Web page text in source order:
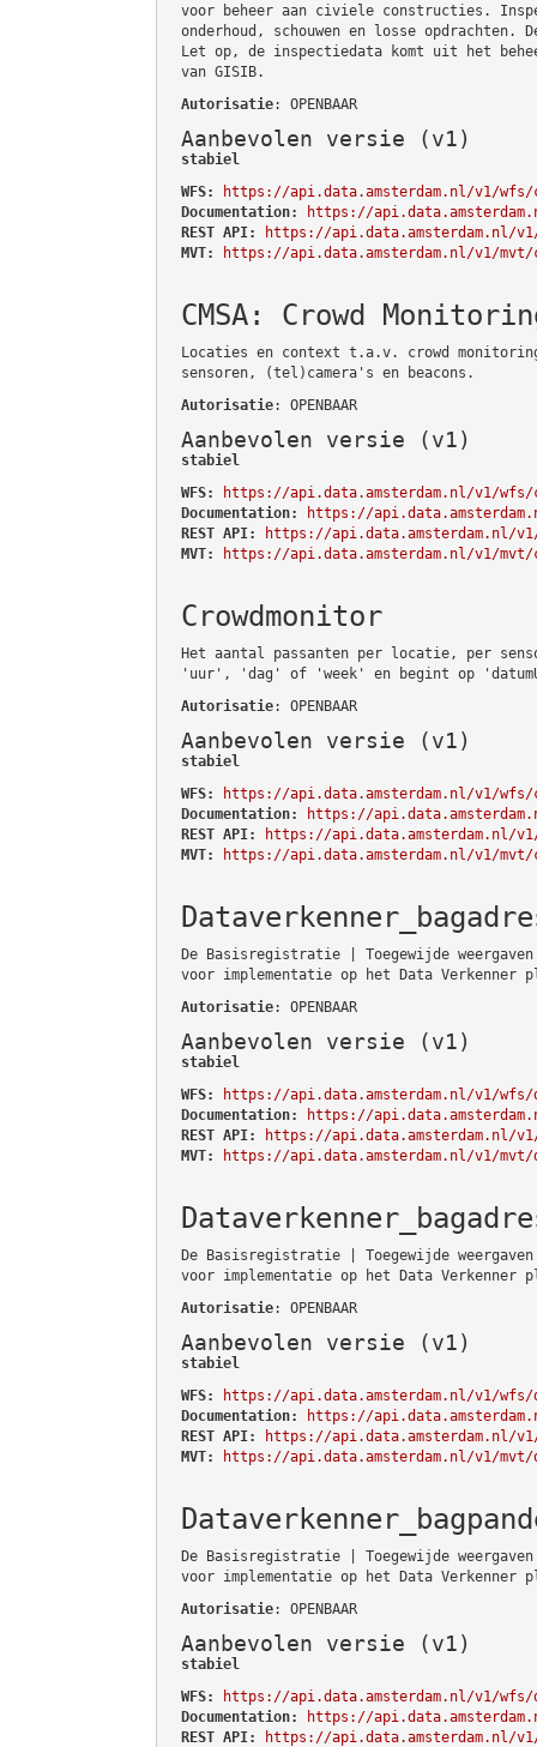
voor beheer aan civiele constructies.
onderhoud, schouwen en losse opdrachten.
Let op, de inspectiedata komt uit het
van GISIB.
Autorisatie: OPENBAAR
Aanbevolen versie (v1)
stabiel
WFS:
https://api.data.amsterdam.nl/v1/
Documentation:
https://
REST API:
https://api.data.amsterdam.nl/
MVT:
https://api.data.amsterdam.nl/v1/
CMSA: Crowd
Locaties en context t.a.v. crowd
sensoren, (tel)camera's en beacons.
Autorisatie: OPENBAAR
Aanbevolen versie (v1)
stabiel
WFS:
https://api.data.amsterdam.nl/v1/wfs/
Documentation:
https://
REST API:
https://api.data.amsterdam.nl/v1/
MVT:
https://api.data.amsterdam.nl/v1/mvt/
Crowdmonitor
Het aantal passanten per locatie, per
'uur', 'dag' of 'week' en begint op
Autorisatie: OPENBAAR
Aanbevolen versie (v1)
stabiel
WFS:
https://api.data.amsterdam.nl/v1/wfs/
Documentation:
https://
REST API:
https://api.data.amsterdam.nl/
MVT:
https://api.data.amsterdam.nl/v1/mvt/
De Basisregistratie | Toegewijde
voor implementatie op het Data Verkenner
Autorisatie: OPENBAAR
Aanbevolen versie (v1)
stabiel
WFS:
https://api.data.amsterdam.nl/v1/wfs/
Documentation:
https://
REST API:
https://api.data.amsterdam.nl/
MVT:
https://api.data.amsterdam.nl/v1/mvt/
De Basisregistratie | Toegewijde
voor implementatie op het Data Verkenner
Autorisatie: OPENBAAR
Aanbevolen versie (v1)
stabiel
WFS:
https://api.data.amsterdam.nl/v1/wfs/
Documentation:
https://
REST API:
https://api.data.amsterdam.nl/
MVT:
https://api.data.amsterdam.nl/v1/mvt/
De Basisregistratie | Toegewijde
voor implementatie op het Data Verkenner
Autorisatie: OPENBAAR
Aanbevolen versie (v1)
stabiel
WFS:
https://api.data.amsterdam.nl/v1/wfs/
Documentation:
https://
REST API:
https://api.data.amsterdam.nl/v1/